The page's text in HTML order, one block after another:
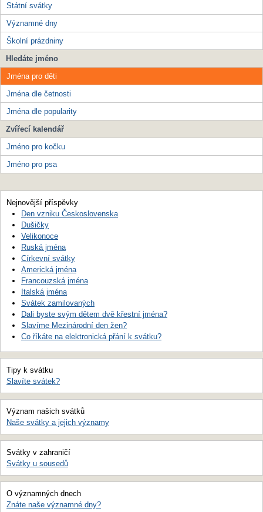
Státní svátky
Významné dny
Školní prázdniny
Hledáte jméno
Jména pro děti
Jména dle četnosti
Jména dle popularity
Zvířecí kalendář
Jméno pro kočku
Jméno pro psa
Nejnovější příspěvky
Den vzniku Československa
Dušičky
Velikonoce
Ruská jména
Církevní svátky
Americká jména
Francouzská jména
Italská jména
Svátek zamilovaných
Dali byste svým dětem dvě křestní jména?
Slavíme Mezinárodní den žen?
Co říkáte na elektronická přání k svátku?
Tipy k svátku
Slavíte svátek?
Význam našich svátků
Naše svátky a jejich významy
Svátky v zahraničí
Svátky u sousedů
O významných dnech
Znáte naše významné dny?